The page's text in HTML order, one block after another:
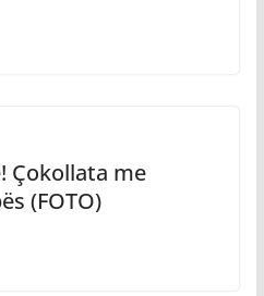
Çokollata me
(FOTO)